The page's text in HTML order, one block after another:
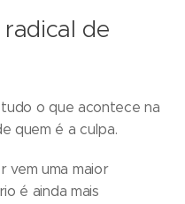
de
o que acontece na
quem é a culpa.
vem uma maior
é ainda mais